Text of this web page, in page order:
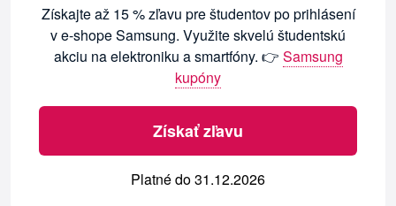
Získajte až 15 % zľavu pre študentov po prihlásení
v e-shope Samsung. Využite skvelú študentskú
akciu na elektroniku a smartfóny. 👉 Samsung
kupóny
Získať zľavu
Platné do 31.12.2026